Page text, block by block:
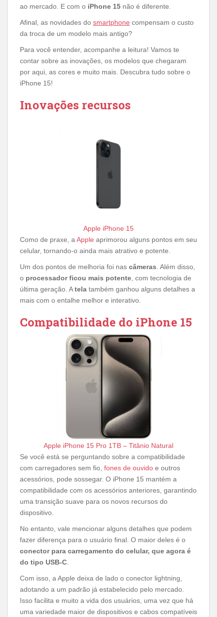
ao mercado. E com o iPhone 15 não é diferente.
Afinal, as novidades do smartphone compensam o custo
da troca de um modelo mais antigo?
Para você entender, acompanhe a leitura! Vamos te
contar sobre as inovações, os modelos que chegaram
por aqui, as cores e muito mais. Descubra tudo sobre o
iPhone 15!
Inovações recursos
Apple iPhone 15
Como de praxe, a Apple aprimorou alguns pontos em seu
celular, tornando-o ainda mais atrativo e potente.
Um dos pontos de melhoria foi nas câmeras . Além disso,
o processador ficou mais potente , com tecnologia de
última geração. Atela também ganhou alguns detalhes a
mais com o entalhe melhor e interativo.
Compatibilidade do iPhone 15
Apple iPhone 15 Pro 1TB – Titânio Natural
Se você está se perguntando sobre a compatibilidade
com carregadores sem fio, fones de ouvido e outros
acessórios, pode sossegar. O iPhone 15 mantém a
compatibilidade com os acessórios anteriores, garantindo
uma transição suave para os novos recursos do
dispositivo.
No entanto, vale mencionar alguns detalhes que podem
fazer diferença para o usuário final. O maior deles é o
conector para carregamento do celular, que agora é
do tipo USB-C
Com isso, a Apple deixa de lado o conector lightning,
adotando a um padrão já estabelecido pelo mercado.
Isso facilita e muito a vida dos usuários, uma vez que há
uma variedade maior de dispositivos e cabos compatíveis